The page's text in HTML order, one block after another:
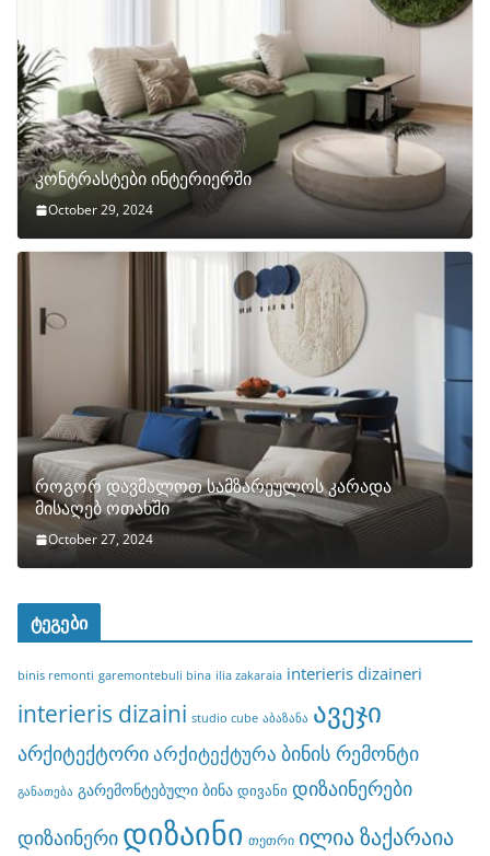
კონტრასტები ინტერიერში
October 29, 2024
როგორ დავმალოთ სამზარეულოს კარადა
მისაღებ ოთახში
October 27, 2024
ტეგები
binis remonti garemontebuli bina ilia zakaraia interieris dizaineri
interieris dizaini studio cube აბაზანა ავეჯი
არქიტექტორიარქიტექტურა ბინის რემონტი
განათება გარემონტებული ბინა დივანი დიზაინერები
დიზაინერი დიზაინი თეთრი ილია ზაქარაია